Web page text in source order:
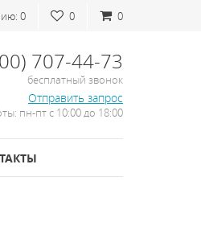
0
0
0
707-44-73
бесплатный звонок
Отправить запрос
пн-пт с 10:00 до 18:00